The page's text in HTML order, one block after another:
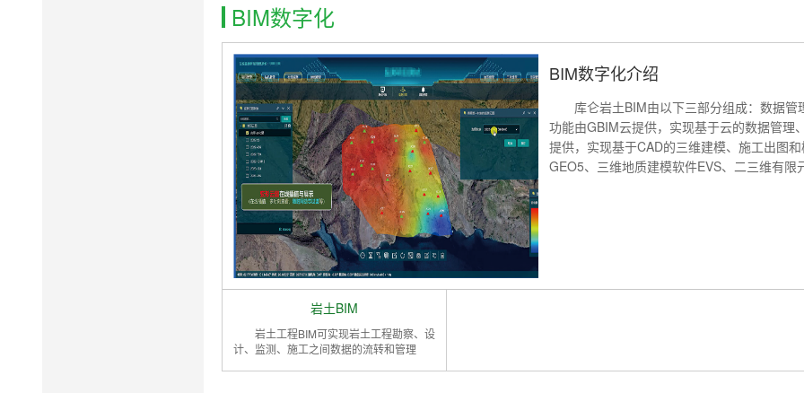
BIM数字化
BIM数字化介绍
库仑岩土BIM由以下三部分组成：数据
功能由GBIM云提供，实现基于云的数据管理
提供，实现基于CAD的三维建模、施工出图
GEO5、三维地质建模软件EVS、二三维有
岩土BIM
岩土工程BIM可实现岩土工程勘察、设
计、监测、施工之间数据的流转和管理